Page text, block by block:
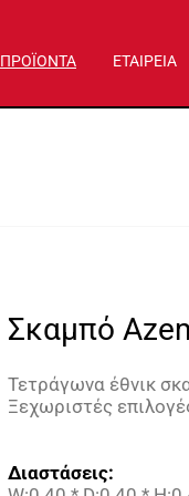
ΠΡΟΪΟΝΤΑ ΕΤΑΙΡΕΙΑ
Σκαμπό
Τετράγωνα έθνικ
Ξεχωριστές
Διαστάσεις: